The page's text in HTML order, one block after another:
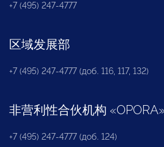
+7 (495) 247-4777
区域发展部
+7 (495) 247-4777 (доб. 116, 117, 132)
非营利性合伙机构 «OPORA»
+7 (495) 247-4777 (доб. 124)